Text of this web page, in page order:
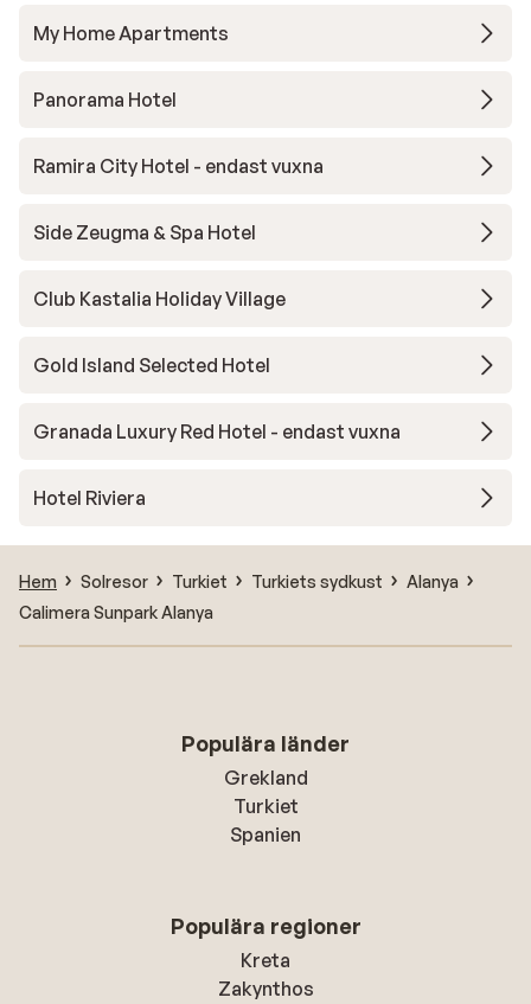
My Home Apartments
Panorama Hotel
Ramira City Hotel - endast vuxna
Side Zeugma & Spa Hotel
Club Kastalia Holiday Village
Gold Island Selected Hotel
Granada Luxury Red Hotel - endast vuxna
Hotel Riviera
Hem Solresor Turkiet Turkiets sydkust
Alanya
Calimera Sunpark Alanya
Populära länder
Grekland
Turkiet
Spanien
Populära regioner
Kreta
Zakynthos